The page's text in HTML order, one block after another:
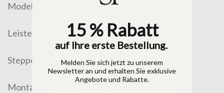
Modellabteilung
Leisten
Stepperei
Montageabteilung Shoeroom
15 % Rabatt
auf Ihre erste Bestellung.
Melden Sie sich jetzt zu unserem
Newsletter an und erhalten Sie exklusive
Angebote und Rabatte.